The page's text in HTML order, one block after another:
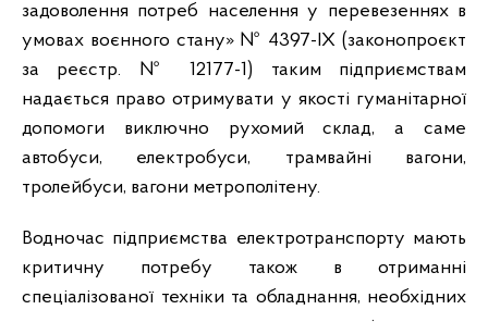
задоволення потреб населення у перевезеннях в
умовах воєнного стану» № 4397-IX (законопроєкт
за реєстр. № 12177-1) таким підприємствам
надається право отримувати у якості гуманітарної
допомоги виключно рухомий склад, а саме
автобуси, електробуси, трамвайні вагони,
тролейбуси, вагони метрополітену.
Водночас підприємства електротранспорту мають
критичну потребу також в отриманні
спеціалізованої техніки та обладнання, необхідних